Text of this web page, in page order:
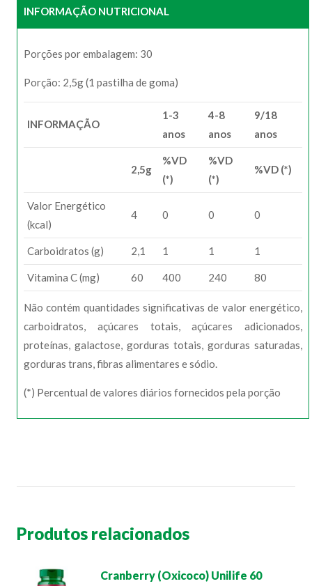
INFORMAÇÃO NUTRICIONAL
Porções por embalagem: 30
Porção: 2,5g (1 pastilha de goma)
INFORMAÇÃO
1-3
anos
4-8
anos
9/18
anos
2,5g
%VD
(*)
%VD
(*)
%VD (*)
Valor Energético
(kcal)
4 0 0 0
Carboidratos (g) 2,1 1 1 1
Vitamina C (mg) 60 400 240 80
Não contém quantidades significativas de valor energético,
carboidratos, açúcares totais, açúcares adicionados,
proteínas, galactose, gorduras totais, gorduras saturadas,
gorduras trans, fibras alimentares e sódio.
(*) Percentual de valores diários fornecidos pela porção
Produtos relacionados
Cranberry (Oxicoco) Unilife 60